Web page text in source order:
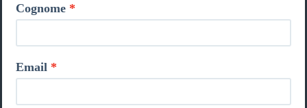
Cognome
Email